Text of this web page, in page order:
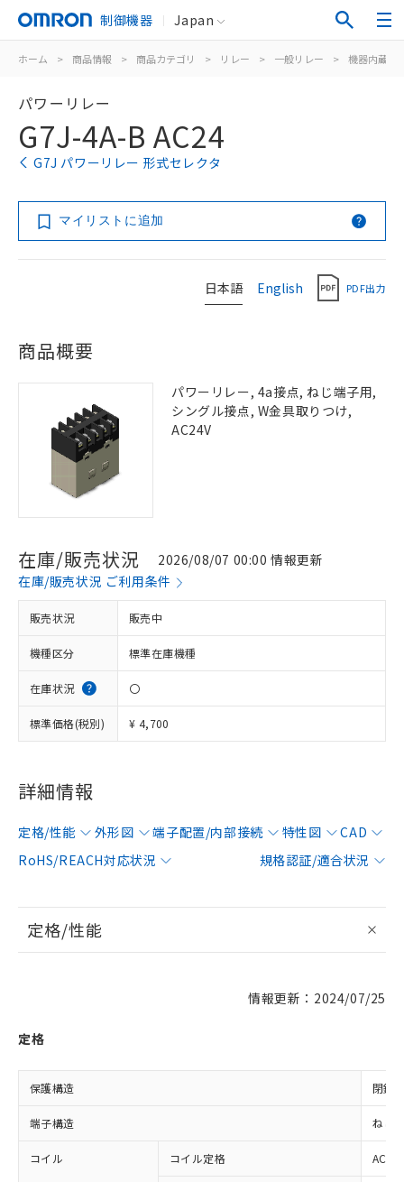
制御機器 Japan
ホーム > 商品情報 > 商品カテゴリ > リレー > 一般リレー > 機器内蔵用
パワーリレー
G7J-4A-B AC24
G7J パワーリレー 形式セレクタ
マイリストに追加
日本語 English PDF出力
商品概要
パワーリレー, 4a接点, ねじ端子用,
シングル接点, W金具取りつけ,
AC24V
在庫/販売状況
2026/08/07 00:00 情報更新
在庫/販売状況 ご利用条件
販売状況 販売中
機種区分 標準在庫機種
在庫状況 〇
標準価格(税別) ¥ 4,700
詳細情報
定格/性能 外形図 端子配置/内部接続 特性図
CAD
RoHS/REACH対応状況
規格認証/適合状況
定格/性能
情報更新：2024/07/25
定格
保護構造 閉鎖
端子構造 ねじ
コイル コイル定格